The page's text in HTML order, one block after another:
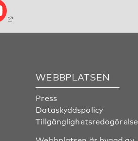
WEBBPLATSEN
Press
Dataskyddspolicy
Tillgänglighetsredogörelse